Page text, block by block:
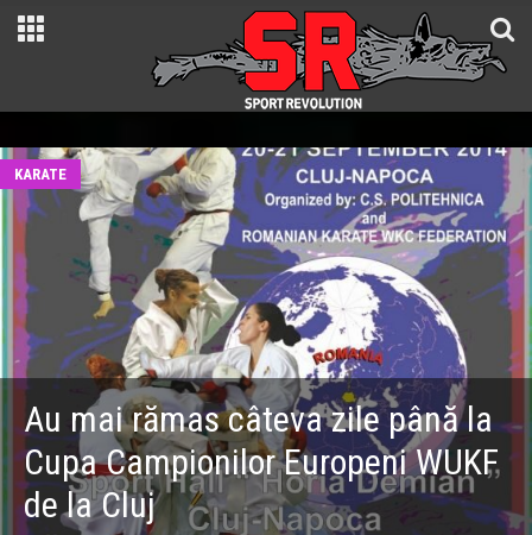
KARATE
Au mai rămas câteva zile până la
Cupa Campionilor Europeni WUKF
de la Cluj